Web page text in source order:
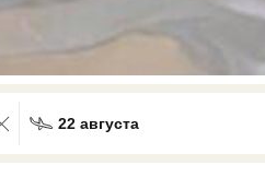
22 августа